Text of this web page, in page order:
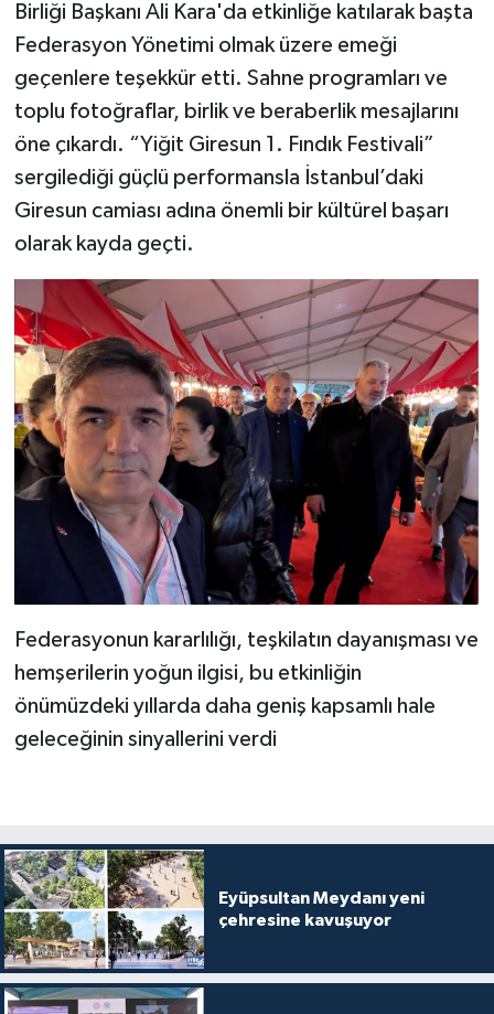
Birliği Başkanı Ali Kara'da etkinliğe katılarak başta
Federasyon Yönetimi olmak üzere emeği
geçenlere teşekkür etti. Sahne programları ve
toplu fotoğraflar, birlik ve beraberlik mesajlarını
öne çıkardı. “Yiğit Giresun 1. Fındık Festivali”
sergilediği güçlü performansla İstanbul’daki
Giresun camiası adına önemli bir kültürel başarı
olarak kayda geçti.
Federasyonun kararlılığı, teşkilatın dayanışması ve
hemşerilerin yoğun ilgisi, bu etkinliğin
önümüzdeki yıllarda daha geniş kapsamlı hale
geleceğinin sinyallerini verdi
Eyüpsultan Meydanı yeni
çehresine kavuşuyor